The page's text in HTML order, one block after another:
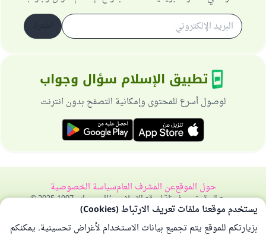
تطبيق الإسلام سؤال وجواب
لوصول أسرع للمحتوى وإمكانية التصفح بدون انترنت
حول الموقععن المشرف العامسياسة الخصوصية
جميع الحقوق محفوظة لموقع الإسلام سؤال وجواب 1997-2025 ©
يستخدم موقعنا ملفات تعريف الارتباط (Cookies)
بزيارتكم للموقع يتم تجميع بيانات الاستخدام لأغراض تحسينية. يمكنكم